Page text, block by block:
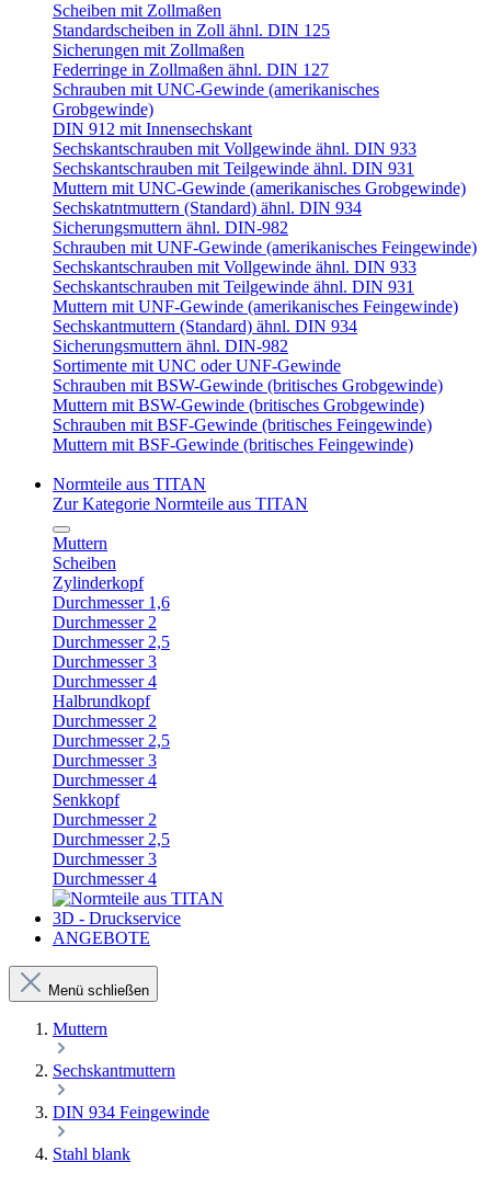
Scheiben mit Zollmaßen
Standardscheiben in Zoll ähnl. DIN 125
Sicherungen mit Zollmaßen
Federringe in Zollmaßen ähnl. DIN 127
Schrauben mit UNC-Gewinde (amerikanisches
Grobgewinde)
DIN 912 mit Innensechskant
Sechskantschrauben mit Vollgewinde ähnl. DIN 933
Sechskantschrauben mit Teilgewinde ähnl. DIN 931
Muttern mit UNC-Gewinde (amerikanisches Grobgewinde)
Sechskatntmuttern (Standard) ähnl. DIN 934
Sicherungsmuttern ähnl. DIN-982
Schrauben mit UNF-Gewinde (amerikanisches Feingewinde)
Sechskantschrauben mit Vollgewinde ähnl. DIN 933
Sechskantschrauben mit Teilgewinde ähnl. DIN 931
Muttern mit UNF-Gewinde (amerikanisches Feingewinde)
Sechskantmuttern (Standard) ähnl. DIN 934
Sicherungsmuttern ähnl. DIN-982
Sortimente mit UNC oder UNF-Gewinde
Schrauben mit BSW-Gewinde (britisches Grobgewinde)
Muttern mit BSW-Gewinde (britisches Grobgewinde)
Schrauben mit BSF-Gewinde (britisches Feingewinde)
Muttern mit BSF-Gewinde (britisches Feingewinde)
Normteile aus TITAN
Zur Kategorie Normteile aus TITAN
Muttern
Scheiben
Zylinderkopf
Durchmesser 1,6
Durchmesser 2
Durchmesser 2,5
Durchmesser 3
Durchmesser 4
Halbrundkopf
Durchmesser 2
Durchmesser 2,5
Durchmesser 3
Durchmesser 4
Senkkopf
Durchmesser 2
Durchmesser 2,5
Durchmesser 3
Durchmesser 4
3D - Druckservice
ANGEBOTE
Menü schließen
Muttern
Sechskantmuttern
DIN 934 Feingewinde
Stahl blank